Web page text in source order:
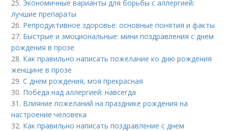
25. Экономичные варианты для борьбы с аллергией:
лучшие препараты
26. Репродуктивное здоровье: основные понятия и факты
27. Быстрые и эмоциональные: мини поздравления с днем
рождения в прозе
28. Как правильно написать пожелание ко дню рождения
женщине в прозе
29.С днем рождения, моя прекрасная
30. Победа над аллергией: навсегда
31. Влияние пожеланий на празднике рождения на
настроение человека
32. Как правильно написать поздравление с днем